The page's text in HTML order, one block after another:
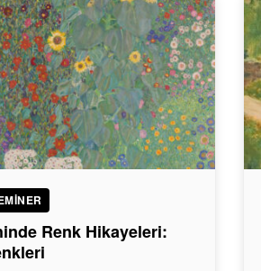
Renk Hikayeleri: